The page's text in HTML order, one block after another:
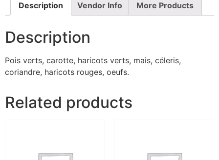
Description Vendor Info More Products
Description
Pois verts, carotte, haricots verts, mais, céleris,
coriandre, haricots rouges, oeufs.
Related products